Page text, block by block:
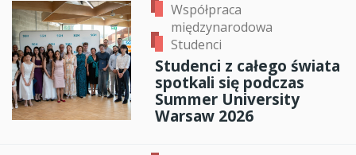
Współpraca
międzynarodowa
Studenci
Studenci z całego świata
spotkali się podczas
Summer University
Warsaw 2026